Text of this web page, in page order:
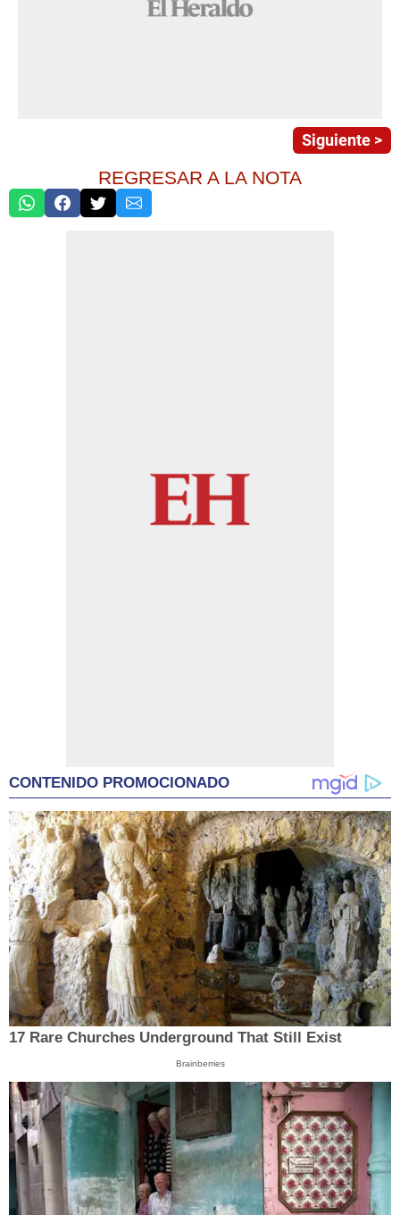
Siguiente >
REGRESAR A LA NOTA
CONTENIDO PROMOCIONADO
17 Rare Churches Underground That Still Exist
Brainberries